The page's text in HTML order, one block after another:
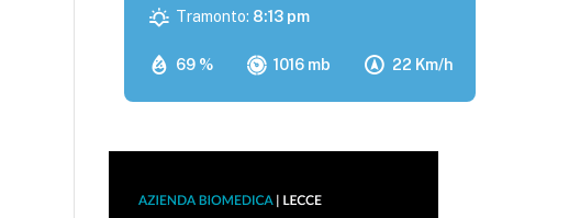
69 % 1016 mb 22 Km/h
Tramonto: 8:13 pm